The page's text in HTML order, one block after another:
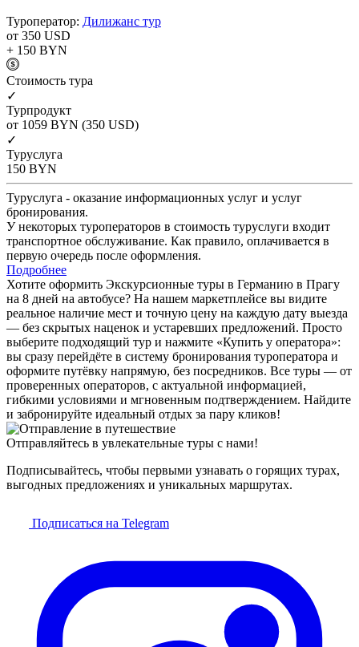
Туроператор: Дилижанс тур
от 350 USD
+ 150 BYN
Cтоимость тура
✓
Турпродукт
от 1059 BYN (350 USD)
✓
Туруслуга
150 BYN
Туруслуга - оказание информационных услуг и услуг
бронирования.
У некоторых туроператоров в стоимость туруслуги входит
транспортное обслуживание. Как правило, оплачивается в
первую очередь после оформления.
Подробнее
Хотите оформить Экскурсионные туры в Германию в Прагу
на 8 дней на автобусе? На нашем маркетплейсе вы видите
реальное наличие мест и точную цену на каждую дату выезда
— без скрытых наценок и устаревших предложений. Просто
выберите подходящий тур и нажмите «Купить у оператора»:
вы сразу перейдёте в систему бронирования туроператора и
оформите путёвку напрямую, без посредников. Все туры — от
проверенных операторов, с актуальной информацией,
гибкими условиями и мгновенным подтверждением. Найдите
и забронируйте идеальный отдых за пару кликов!
Отправляйтесь в увлекательные туры с нами!
Подписывайтесь, чтобы первыми узнавать о горящих турах,
выгодных предложениях и уникальных маршрутах.
Подписаться на Telegram